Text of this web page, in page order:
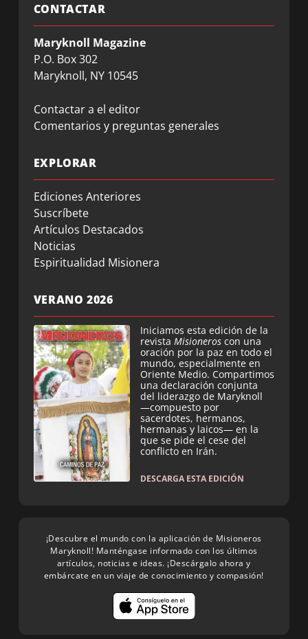
CONTACTAR
Maryknoll Magazine
P.O. Box 302
Maryknoll, NY 10545
Contactar a el editor
Comentarios y preguntas generales
EXPLORAR
Ediciones Anteriores
Suscríbete
Artículos Destacados
Noticias
Espiritualidad Misionera
VERANO 2026
Iniciamos esta edición de la
revista Misioneros con una
oración por la paz en todo el
mundo, especialmente en
Oriente Medio. Compartimos
una declaración conjunta
del liderazgo de Maryknoll
—compuesto por
sacerdotes, hermanos,
hermanas y laicos— en la
que se pide el cese del
conflicto en Irán.
DESCARGA ESTA EDICIÓN
¡Descubre el mundo con la aplicación de Misioneros
Maryknoll! Manténgase informado con los últimos
artículos, noticias e ideas. ¡Descárgalo ahora y
embárcate en un viaje de conocimiento y compasión!